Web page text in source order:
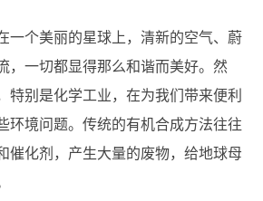
一个美丽的星球上，清新的空气、蔚
，一切都显得那么和谐而美好。然
特别是化学工业，在为我们带来便利
环境问题。传统的有机合成方法往往
催化剂，产生大量的废物，给地球母